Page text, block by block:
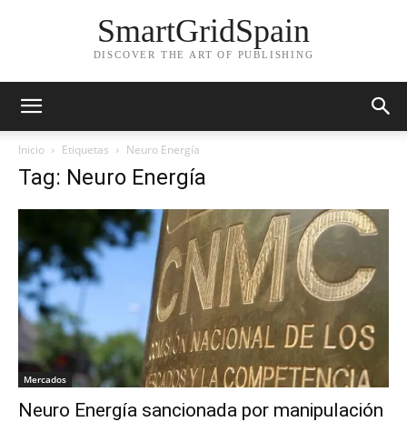
SmartGridSpain
DISCOVER THE ART OF PUBLISHING
Inicio Etiquetas Neuro Energía
Tag: Neuro Energía
Mercados
Neuro Energía sancionada por manipulación